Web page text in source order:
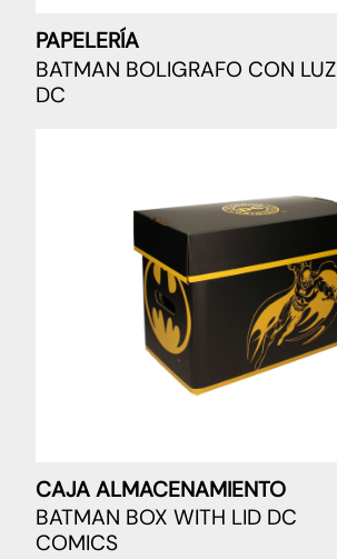
PAPELERÍA
BATMAN BOLIGRAFO CON LUZ
DC
CAJA ALMACENAMIENTO
BATMAN BOX WITH LID DC
COMICS